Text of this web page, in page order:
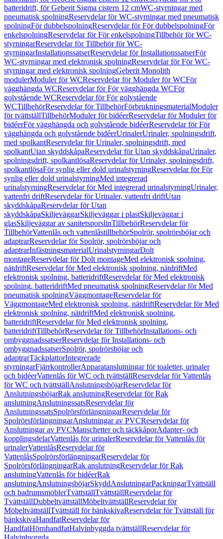
batteridrift, för Geberit Sigma cistern 12 cmWC-styrningar med
pneumatisk spolningReservdelar för WC-styrningar med pneumatisk
spolningFör dubbelspolningReservdelar för För dubbelspolningFör
enkelspolningReservdelar för För enkelspolningTillbehör för WC-
styrningarReservdelar för Tillbehör för WC-
styrningarInstallationssatserReservdelar för InstallationssatserFör
WC-styrningar med elektronisk spolningReservdelar för För WC-
styrningar med elektronisk spolningGeberit Monolith
modulerModuler för WCReservdelar för Moduler för WCFör
vägghängda WCReservdelar för För vägghängda WCFör
golvstående WCReservdelar för För golvstående
WCTillbehörReservdelar för TillbehörFörbrukningsmaterialModuler
för tvättställTillbehörModuler för bidéerReservdelar för Moduler för
bidéerFör vägghängda och golvstående bidéerReservdelar för För
vägghängda och golvstående bidéerUrinalerUrinaler, spolningsdrift,
med spolkantReservdelar för Urinaler, spolningsdrift, med
spolkantUtan skyddskåpaReservdelar för Utan skyddskåpaUrinaler,
spolningsdrift, spolkantlösaReservdelar för Urinaler, spolningsdrift,
spolkantlösaFör synlig eller dold urinalstyrningReservdelar för För
synlig eller dold urinalstyrningMed integrerad
urinalstyrningReservdelar för Med integrerad urinalstyrningUrinaler,
vattenfri driftReservdelar för Urinaler, vattenfri driftUtan
skyddskåpaReservdelar för Utan
skyddskåpaSkiljeväggarSkiljeväggar i plastSkiljeväggar i
glasSkiljeväggar av sanitetsporslinTillbehörReservdelar för
TillbehörVattenlås och vattenlåstillbehörSpolrör, spolrörsböjar och
adaptrarReservdelar för Spolrör, spolrörsböjar och
adaptrarInfästningsmaterialUrinalstyrningarDolt
montageReservdelar för Dolt montageMed elektronisk spolning,
nätdriftReservdelar för Med elektronisk spolning, nätdriftMed
elektronisk spolning, batteridriftReservdelar för Med elektronisk
spolning, batteridriftMed pneumatisk spolningReservdelar för Med
pneumatisk spolningVäggmontageReservdelar för
VäggmontageMed elektronisk spolning, nätdriftReservdelar för Med
elektronisk spolning, nätdriftMed elektronisk spolning,
batteridriftReservdelar för Med elektronisk spolning,
batteridriftTillbehörReservdelar för TillbehörInstallations- och
ombyggnadssatserReservdelar för Installations- och
ombyggnadssatserSpolrör, spolrörsböjar och
adaptrarTäckplattorIntegrerade
styrningarFjärrkontrollerApparatanslutningar för toaletter, urinaler
och bidéerVattenlås för WC och tvättställReservdelar för Vattenlås
för WC och tvättställAnslutningsböjarReservdelar för
AnslutningsböjarRak anslutningReservdelar för Rak
anslutningAnslutningssatsReservdelar för
AnslutningssatsSpolrörsförlängningarReservdelar för
SpolrörsförlängningarAnslutningar av PVCReservdelar för
Anslutningar av PVCManschetter och täckkåporAdapter- och
kopplingsdelarVattenlås för urinalerReservdelar för Vattenlås för
urinalerVattenlåsReservdelar för
VattenlåsSpolrörsförlängningarReservdelar för
SpolrörsförlängningarRak anslutningReservdelar för Rak
anslutningVattenlås för bidéerRak
anslutningAnslutningsböjarSkyddAnslutningarPackningarTvättställ
och badrumsmöblerTvättställTvättställReservdelar för
TvättställDubbeltvättställMöbeltvättställReservdelar för
MöbeltvättställTvättställ för bänkskivaReservdelar för Tvättställ för
bänkskivaHandfatReservdelar för
HandfatHörnhandfatHalvinbyggda tvättställReservdelar för
Halvinbyggda